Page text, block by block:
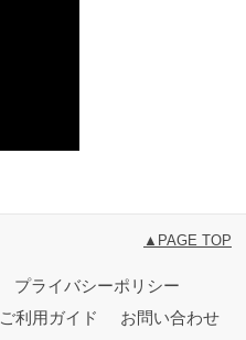
▲PAGE TOP
プライバシーポリシー
ご利用ガイド お問い合わせ